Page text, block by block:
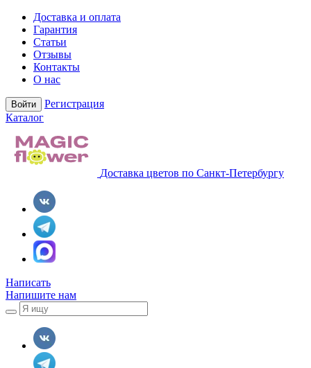
Доставка и оплата
Гарантия
Статьи
Отзывы
Контакты
О нас
Войти
Регистрация
Каталог
Доставка цветов по Санкт-Петербургу
Написать
Напишите нам